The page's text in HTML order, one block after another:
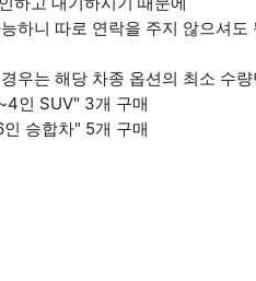
하니 따로 연락을 주지 않으셔도
우는 해당 차종 옵션의 최소 수
인 SUV" 3개 구매
승합차" 5개 구매